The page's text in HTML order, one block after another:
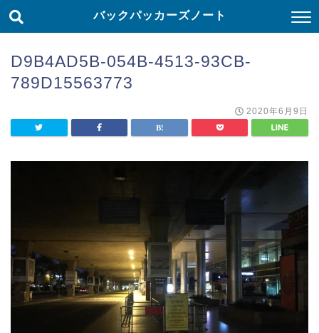
バックパッカーズノート
D9B4AD5B-054B-4513-93CB-
789D15563773
2020年6月9日